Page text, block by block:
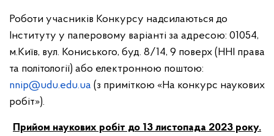
Роботи учасників Конкурсу надсилаються до
Інституту у паперовому варіанті за адресою: 01054,
м.Київ, вул. Кониського, буд. 8/14, 9 поверх (ННІ права
та політології) або електронною поштою:
nnip@udu.edu.ua (з приміткою «На конкурс наукових
робіт»).
Прийом наукових робіт до 13 листопада 2023 року.